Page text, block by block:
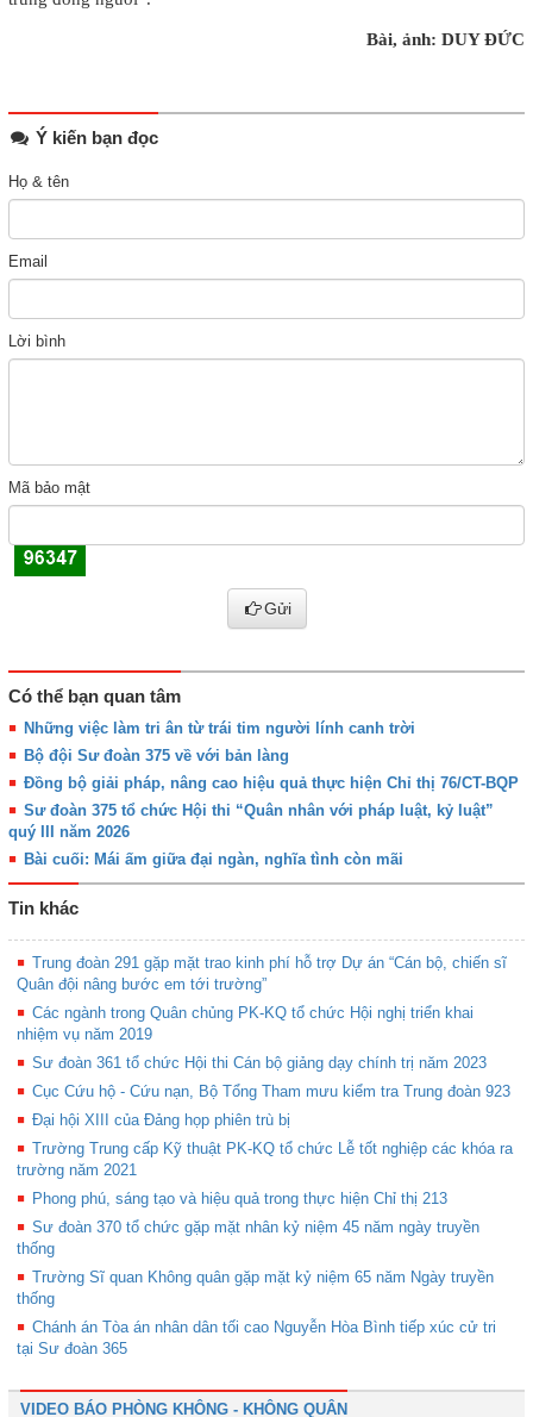
Bài, ảnh: DUY ĐỨC
Ý kiến bạn đọc
Họ & tên
Email
Lời bình
Mã bảo mật
Gửi
Có thể bạn quan tâm
Những việc làm tri ân từ trái tim người lính canh trời
Bộ đội Sư đoàn 375 về với bản làng
Đồng bộ giải pháp, nâng cao hiệu quả thực hiện Chỉ thị 76/CT-BQP
Sư đoàn 375 tổ chức Hội thi “Quân nhân với pháp luật, kỷ luật”
quý III năm 2026
Bài cuối: Mái ấm giữa đại ngàn, nghĩa tình còn mãi
Tin khác
Trung đoàn 291 gặp mặt trao kinh phí hỗ trợ Dự án “Cán bộ, chiến sĩ
Quân đội nâng bước em tới trường”
Các ngành trong Quân chủng PK-KQ tổ chức Hội nghị triển khai
nhiệm vụ năm 2019
Sư đoàn 361 tổ chức Hội thi Cán bộ giảng dạy chính trị năm 2023
Cục Cứu hộ - Cứu nạn, Bộ Tổng Tham mưu kiểm tra Trung đoàn 923
Đại hội XIII của Đảng họp phiên trù bị
Trường Trung cấp Kỹ thuật PK-KQ tổ chức Lễ tốt nghiệp các khóa ra
trường năm 2021
Phong phú, sáng tạo và hiệu quả trong thực hiện Chỉ thị 213
Sư đoàn 370 tổ chức gặp mặt nhân kỷ niệm 45 năm ngày truyền
thống
Trường Sĩ quan Không quân gặp mặt kỷ niệm 65 năm Ngày truyền
thống
Chánh án Tòa án nhân dân tối cao Nguyễn Hòa Bình tiếp xúc cử tri
tại Sư đoàn 365
VIDEO BÁO PHÒNG KHÔNG - KHÔNG QUÂN